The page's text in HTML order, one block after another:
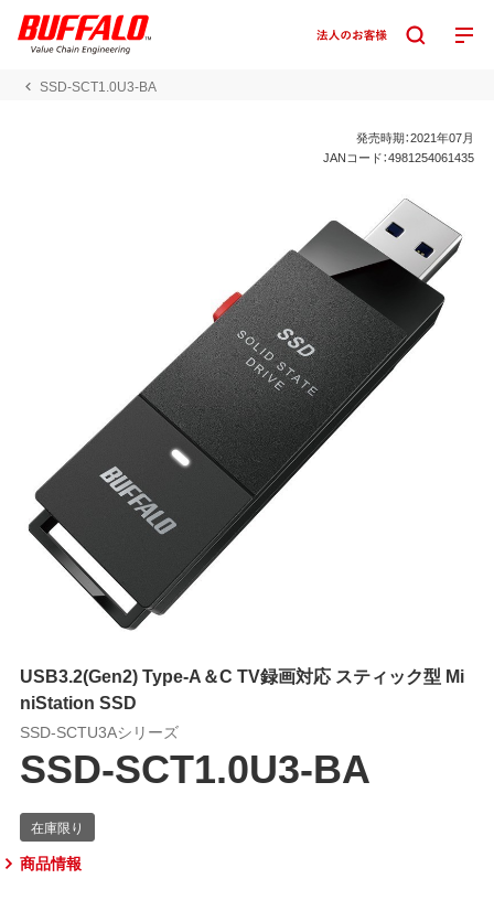
SSD-SCT1.0U3-BA
発売時期：2021年07月
JANコード：4981254061435
USB3.2(Gen2) Type-A＆C TV録画対応 スティック型 Mi
niStation SSD
SSD-SCTU3Aシリーズ
SSD-SCT1.0U3-BA
商品情報